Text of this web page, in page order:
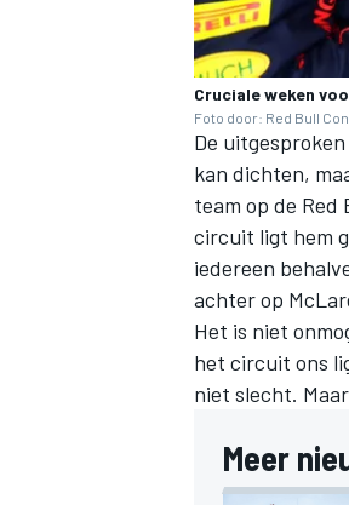
Cruciale weken
Foto door: Red Bull
De
kan dichten,
team op de Red
circuit ligt hem
iedereen
achter op
Het is niet
het circuit ons
niet slecht.
Meer